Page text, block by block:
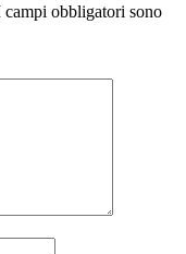
campi obbligatori sono